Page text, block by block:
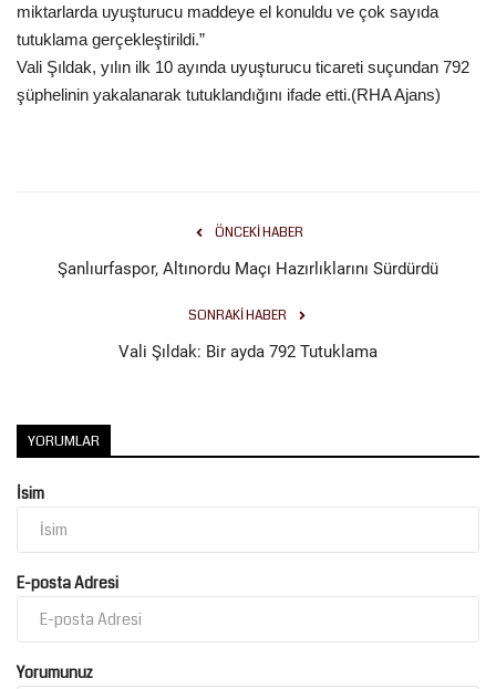
miktarlarda uyuşturucu maddeye el konuldu ve çok sayıda
tutuklama gerçekleştirildi.”
Vali Şıldak, yılın ilk 10 ayında uyuşturucu ticareti suçundan 792
şüphelinin yakalanarak tutuklandığını ifade etti.(RHA Ajans)
ÖNCEKI HABER
Şanlıurfaspor, Altınordu Maçı Hazırlıklarını Sürdürdü
SONRAKI HABER
Vali Şıldak: Bir ayda 792 Tutuklama
YORUMLAR
İsim
E-posta Adresi
Yorumunuz